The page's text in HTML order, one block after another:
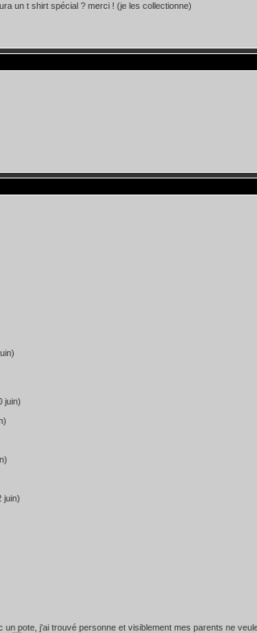
un t shirt spécial ? merci ! (je les collectionne)
juin)
juin)
un pote, j'ai trouvé personne et visiblement mes parents ne